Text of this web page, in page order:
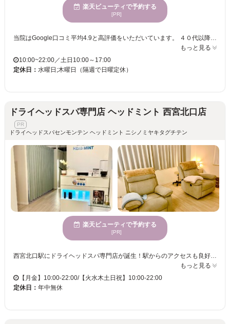
楽天ビューティで予約する
[PR]
当院はGoogle口コミ平均4.9と高評価をいただいています。 ４０代以降の腰痛でお悩みの方が多く訪れる整体院です。 どこに行っても改善しない、またはすぐに痛みが戻る、どんなストレッチが自分に合っているのか教えて欲しい、など色んなご相談に真剣にお答えいたします。 まずはご自身の腰痛がなぜ起きているのか、どれぐらいで改善するのか知りたくはありませんか？ 初回では、お身体の検査をした上で施術させていただき、どうすれば改善するかご説明をさせていただきます。 もう腰の事で悩まなくて良い所まで徹底サポートいたします。
もっと見る
10:00~22:00／土日10:00～17:00
定休日： 水曜日;木曜日（隔週で日曜定休）
ドライヘッドスパ専門店 ヘッドミント 西宮北口店
ドライヘッドスパセンモンテン ヘッドミント ニシノミヤキタグチテン
楽天ビューティで予約する
[PR]
もっと見る
【月金】10:00-22:00/【火水木土日祝】10:00-22:00
定休日： 年中無休